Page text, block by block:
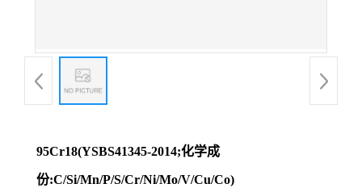
95Cr18(YSBS41345-2014;化学成
份:C/Si/Mn/P/S/Cr/Ni/Mo/V/Cu/Co)